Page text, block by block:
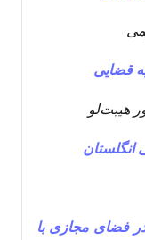
قضایی
هیبت‌لو
انگلستان
فضای مجازی با